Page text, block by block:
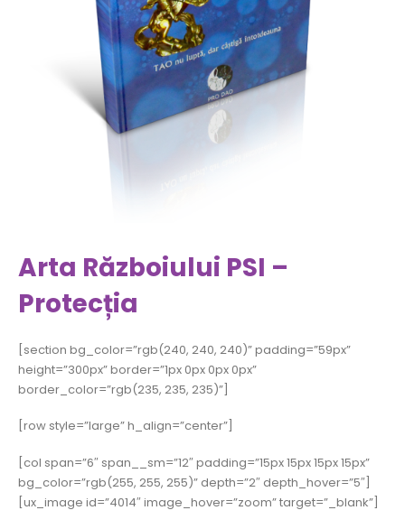
Arta Războiului PSI –
Protecția
[section bg_color=”rgb(240, 240, 240)” padding=”59px”
height=”300px” border=”1px 0px 0px 0px”
border_color=”rgb(235, 235, 235)”]
[row style=”large” h_align=”center”]
[col span=”6″ span__sm=”12″ padding=”15px 15px 15px 15px”
bg_color=”rgb(255, 255, 255)” depth=”2″ depth_hover=”5″]
[ux_image id=”4014″ image_hover=”zoom” target=”_blank”]